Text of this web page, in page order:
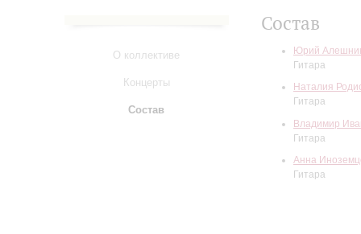
О коллективе
Концерты
Состав
Состав
Юрий
Гитара
Наталия
Гитара
Владимир
Гитара
Анна
Гитара